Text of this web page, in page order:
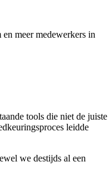
meer medewerkers in
tools die niet de juiste
leidde
we destijds al een